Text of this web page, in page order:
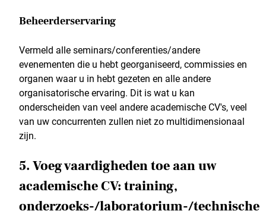
Beheerderservaring
Vermeld alle seminars/conferenties/andere
evenementen die u hebt georganiseerd, commissies en
organen waar u in hebt gezeten en alle andere
organisatorische ervaring. Dit is wat u kan
onderscheiden van veel andere academische CV's, veel
van uw concurrenten zullen niet zo multidimensionaal
zijn.
5. Voeg vaardigheden toe aan uw
academische CV: training,
onderzoeks-/laboratorium-/technische